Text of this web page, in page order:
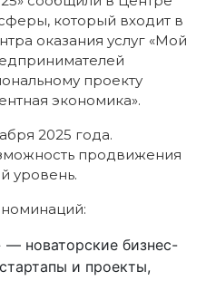
который входит в
оказания услуг «Мой
проекту
экономика».
2025 года.
продвижения
уровень.
— новаторские бизнес-
и проекты,